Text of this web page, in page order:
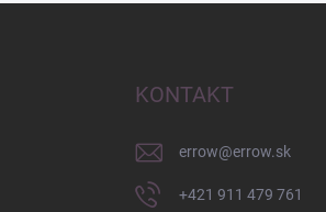
KONTAKT
errow@errow.sk
+421 911 479 761